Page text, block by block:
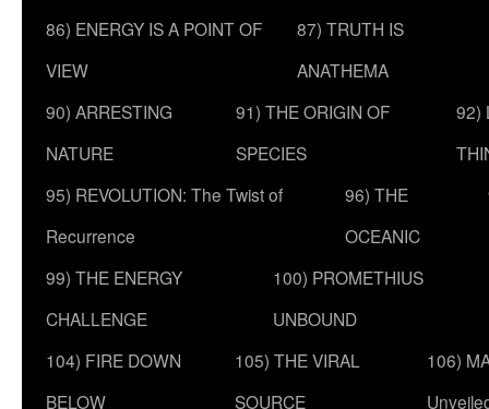
86) ENERGY IS A POINT OF
VIEW
87) TRUTH IS
ANATHEMA
90) ARRESTING
NATURE
91) THE ORIGIN OF
SPECIES
92)
95) REVOLUTION: The Twist of
Recurrence
96) THE
OCEANIC
99) THE ENERGY
CHALLENGE
100) PROMETHIUS
UNBOUND
104) FIRE DOWN
BELOW
105) THE VIRAL
SOURCE
106)